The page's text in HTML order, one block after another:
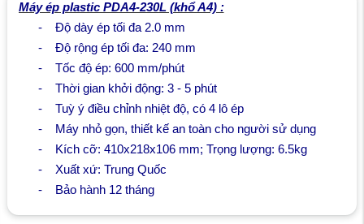
Máy ép plastic PDA4-230L (khổ A4) :
-
Độ dày ép tối đa 2.0 mm
-
Độ rộng ép tối đa: 240 mm
-
Tốc độ ép: 600 mm/phút
-
Thời gian khởi động: 3 - 5 phút
-
Tuỳ ý điều chỉnh nhiệt độ, có 4 lô ép
-
Máy nhỏ gọn, thiết kế an toàn cho người sử dụng
-
Kích cỡ: 410x218x106 mm; Trọng lượng: 6.5kg
-
Xuất xứ: Trung Quốc
-
Bảo hành 12 tháng